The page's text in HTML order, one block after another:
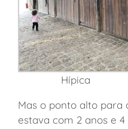
Hípica
Mas o ponto alto para
estava com 2 anos e